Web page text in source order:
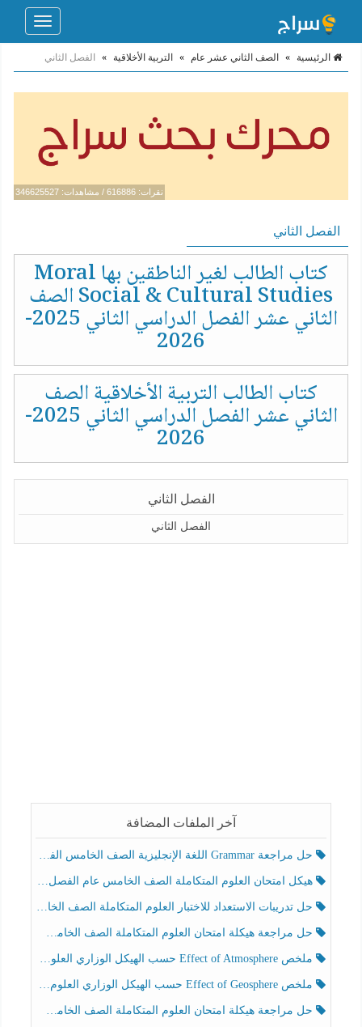
Toggle
الرئيسية » الصف الثاني عشر عام » التربية الأخلاقية » الفصل الثاني
نقرات: 616886 / مشاهدات: 346625527
الفصل الثاني
كتاب الطالب لغير الناطقين بها Moral
Social & Cultural Studies الصف
الثاني عشر الفصل الدراسي الثاني 2025-
2026
كتاب الطالب التربية الأخلاقية الصف
الثاني عشر الفصل الدراسي الثاني 2025-
2026
الفصل الثاني
الفصل الثاني
آخر الملفات المضافة
حل مراجعة Grammar اللغة الإنجليزية الصف الخامس الفصل الثالث
هيكل امتحان العلوم المتكاملة الصف الخامس عام الفصل الدراسي الثالث 2025-2026
حل تدريبات الاستعداد للاختبار العلوم المتكاملة الصف الخامس عام الفصل الثالث
حل مراجعة هيكلة امتحان العلوم المتكاملة الصف الخامس انسبير الفصل الثالث
ملخص Effect of Atmosphere حسب الهيكل الوزاري العلوم المتكاملة الصف الخامس انسبير الفصل الثالث
ملخص Effect of Geosphere حسب الهيكل الوزاري العلوم المتكاملة الصف الخامس انسبير الفصل الثالث
حل مراجعة هيكلة امتحان العلوم المتكاملة الصف الخامس عام الفصل الثالث